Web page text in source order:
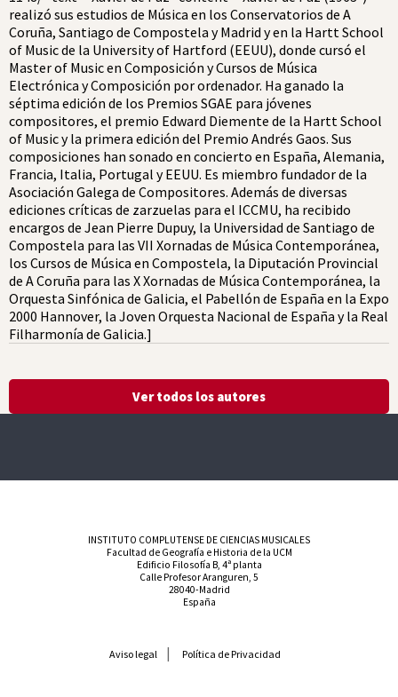
realizó sus estudios de Música en los Conservatorios de A
Coruña, Santiago de Compostela y Madrid y en la Hartt School
of Music de la University of Hartford (EEUU), donde cursó el
Master of Music en Composición y Cursos de Música
Electrónica y Composición por ordenador. Ha ganado la
séptima edición de los Premios SGAE para jóvenes
compositores, el premio Edward Diemente de la Hartt School
of Music y la primera edición del Premio Andrés Gaos. Sus
composiciones han sonado en concierto en España, Alemania,
Francia, Italia, Portugal y EEUU. Es miembro fundador de la
Asociación Galega de Compositores. Además de diversas
ediciones críticas de zarzuelas para el ICCMU, ha recibido
encargos de Jean Pierre Dupuy, la Universidad de Santiago de
Compostela para las VII Xornadas de Música Contemporánea,
los Cursos de Música en Compostela, la Diputación Provincial
de A Coruña para las X Xornadas de Música Contemporánea, la
Orquesta Sinfónica de Galicia, el Pabellón de España en la Expo
2000 Hannover, la Joven Orquesta Nacional de España y la Real
Filharmonía de Galicia.]
Ver todos los autores
INSTITUTO COMPLUTENSE DE CIENCIAS MUSICALES
Facultad de Geografía e Historia de la UCM
Edificio Filosofía B, 4ª planta
Calle Profesor Aranguren, 5
28040-Madrid
España
Aviso legal Política de Privacidad